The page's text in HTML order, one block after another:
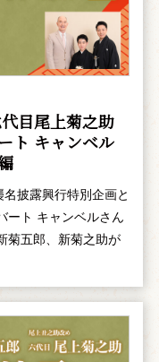
目尾上菊之助
ト キャンベル
披露興行特別企画と
ート キャンベルさん
菊五郎、新菊之助が